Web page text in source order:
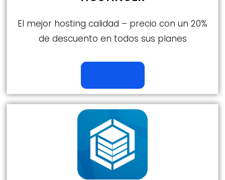
El mejor hosting calidad – precio con un 20%
de descuento en todos sus planes